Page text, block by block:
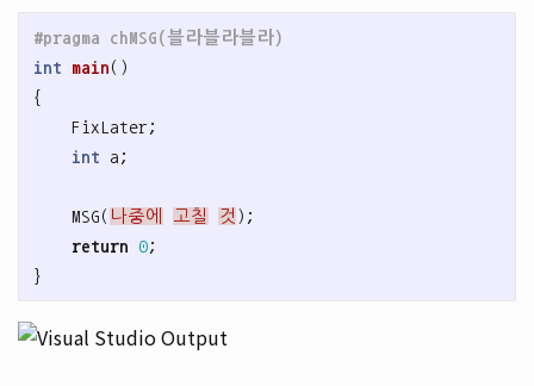
int
main ()
{
FixLater ;
int
a ;
MSG ( 나중에 고칠 것 );
return
0 ;
}